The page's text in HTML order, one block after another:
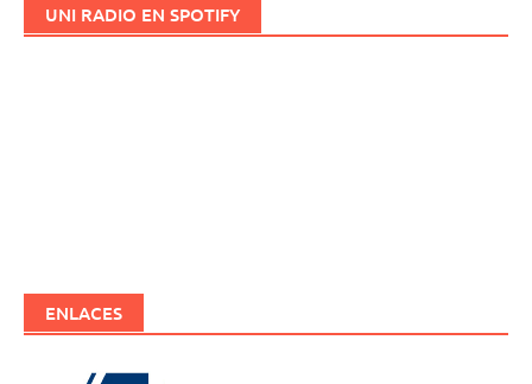
UNI RADIO EN SPOTIFY
ENLACES